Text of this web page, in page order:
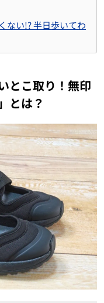
ない!? 半日歩いてわ
とこ取り！無印
とは？